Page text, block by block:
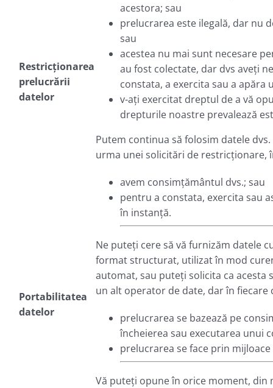
Restricționarea
prelucrării
datelor
acestora; sau
prelucrarea este ilegală, dar nu
sau
acestea nu mai sunt necesare
au fost colectate, dar dvs aveți
constata, a exercita sau a apăra
v-ați exercitat dreptul de a vă
drepturile noastre prevalează
Putem continua să folosim datele
urma unei solicitări de restricționare,
avem consimțământul dvs.; sau
pentru a constata, exercita sau
în instanță.
Portabilitatea
datelor
Ne puteți cere să vă furnizăm datele
format structurat, utilizat în mod
automat, sau puteți solicita ca acesta
un alt operator de date, dar în fiecare
prelucrarea se bazează pe
încheierea sau executarea unui
prelucrarea se face prin
Vă puteți opune în orice moment, din